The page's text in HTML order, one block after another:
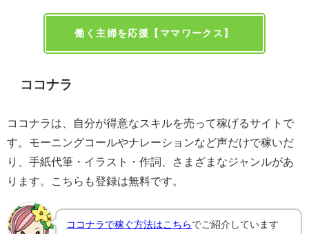
働く主婦を応援【ママワークス】
ココナラ
ココナラは、自分が得意なスキルを売って稼げるサイトで
す。モーニングコールやナレーションなど声だけで稼いだ
り、手紙代筆・イラスト・作詞、さまざまなジャンルがあ
ります。こちらも登録は無料です。
ココナラで稼ぐ方法はこちら でご紹介しています